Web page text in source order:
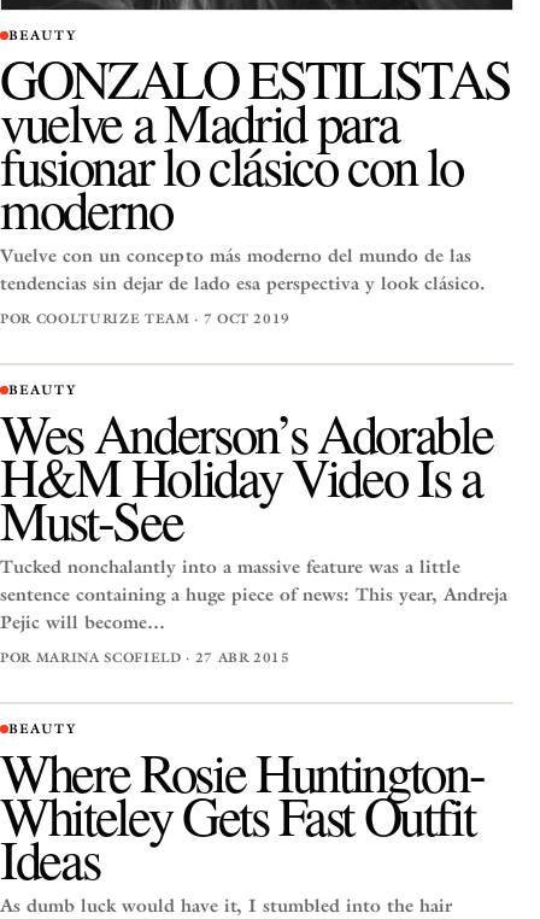
BEAUTY
GONZALO ESTILISTAS
vuelve a Madrid para
fusionar lo clásico con lo
moderno
Vuelve con un concepto más moderno del mundo de las
tendencias sin dejar de lado esa perspectiva y look clásico.
POR COOLTURIZE TEAM · 7 OCT 2019
BEAUTY
Wes Anderson’s Adorable
H&M Holiday Video Is a
Must-See
Tucked nonchalantly into a massive feature was a little
sentence containing a huge piece of news: This year, Andreja
Pejic will become…
POR MARINA SCOFIELD · 27 ABR 2015
BEAUTY
Where Rosie Huntington-
Whiteley Gets Fast Outfit
Ideas
As dumb luck would have it, I stumbled into the hair